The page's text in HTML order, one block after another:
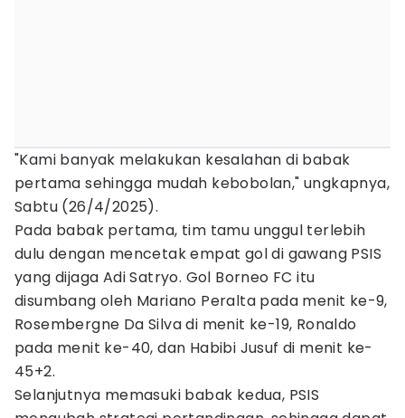
"Kami banyak melakukan kesalahan di babak
pertama sehingga mudah kebobolan," ungkapnya,
Sabtu (26/4/2025).
Pada babak pertama, tim tamu unggul terlebih
dulu dengan mencetak empat gol di gawang PSIS
yang dijaga Adi Satryo. Gol Borneo FC itu
disumbang oleh Mariano Peralta pada menit ke-9,
Rosembergne Da Silva di menit ke-19, Ronaldo
pada menit ke-40, dan Habibi Jusuf di menit ke-
45+2.
Selanjutnya memasuki babak kedua, PSIS